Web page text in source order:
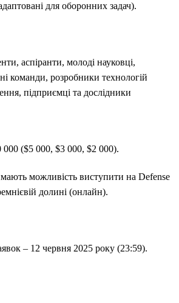
для оборонних задач).
аспіранти, молоді науковці,
команди, розробники технологій
підприємці та дослідники
($5 000, $3 000, $2 000).
можливість виступити на Defense
долині (онлайн).
– 12 червня 2025 року (23:59).